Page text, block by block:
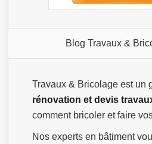
Blog Travaux &
Travaux & Bricolage est un
rénovation et devis
comment bricoler et faire
Nos experts en bâtiment